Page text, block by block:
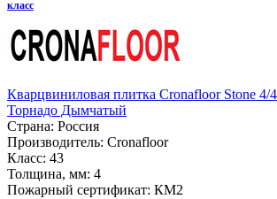
класс
Кварцвиниловая плитка Cronafloor Stone 4/
Торнадо Дымчатый
Страна: Россия
Производитель: Cronafloor
Класс: 43
Толщина, мм: 4
Пожарный сертификат: КМ2